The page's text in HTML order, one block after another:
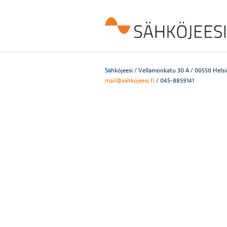
Sähköjeesi / Vellamonkatu 30 A / 00550
mail@sahkojeesi.fi/ 045-8859141